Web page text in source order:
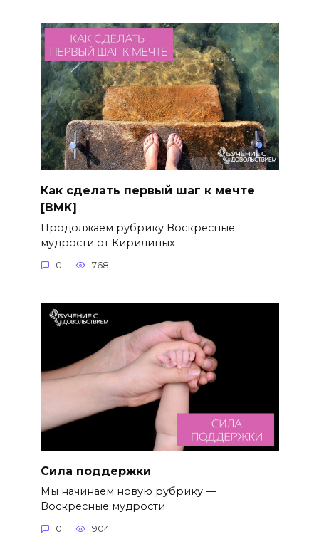
Как сделать первый шаг к мечте
[ВМК]
Продолжаем рубрику Воскресные
мудрости от Кирилиных
0 768
Сила поддержки
Мы начинаем новую рубрику —
Воскресные мудрости
0 904